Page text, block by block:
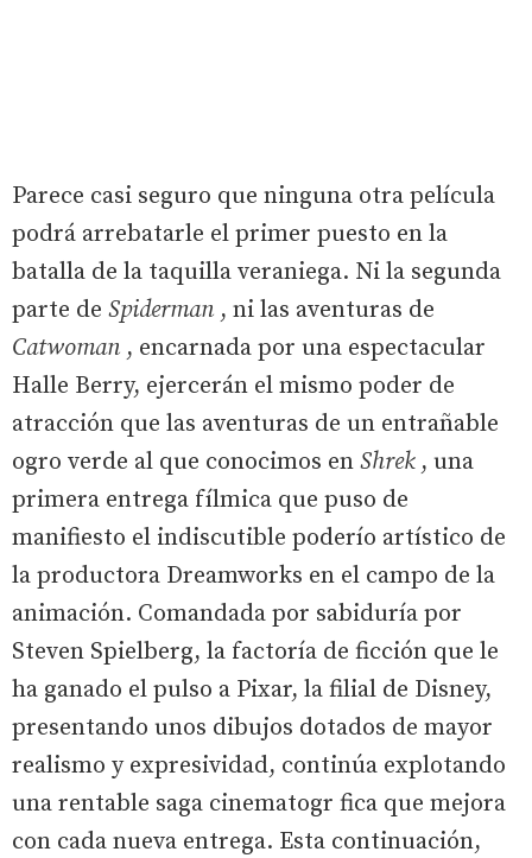
Parece casi seguro que ninguna otra película
podrá arrebatarle el primer puesto en la
batalla de la taquilla veraniega. Ni la segunda
parte de Spiderman , ni las aventuras de
Catwoman , encarnada por una espectacular
Halle Berry, ejercerán el mismo poder de
atracción que las aventuras de un entrañable
ogro verde al que conocimos en Shrek, una
primera entrega fílmica que puso de
manifiesto el indiscutible poderío artístico de
la productora Dreamworks en el campo de la
animación. Comandada por sabiduría por
Steven Spielberg, la factoría de ficción que le
ha ganado el pulso a Pixar, la filial de Disney,
presentando unos dibujos dotados de mayor
realismo y expresividad, continúa explotando
una rentable saga cinematogr fica que mejora
con cada nueva entrega. Esta continuación,